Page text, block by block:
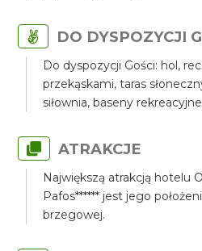
DO DYSPOZYCJI
Do dyspozycji Gości: hol,
przekąskami, taras
siłownia, baseny
ATRAKCJE
Największą atrakcją hotelu
Pafos****** jest jego
brzegowej.